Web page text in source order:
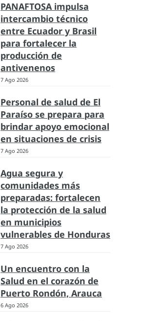
PANAFTOSA impulsa
intercambio técnico
entre Ecuador y Brasil
para fortalecer la
producción de
antivenenos
7 Ago 2026
Personal de salud de El
Paraíso se prepara para
brindar apoyo emocional
en situaciones de crisis
7 Ago 2026
Agua segura y
comunidades más
preparadas: fortalecen
la protección de la salud
en municipios
vulnerables de Honduras
7 Ago 2026
Un encuentro con la
Salud en el corazón de
Puerto Rondón, Arauca
6 Ago 2026